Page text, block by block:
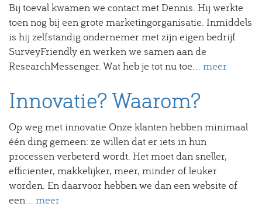
Bij toeval kwamen we contact met Dennis. Hij werkte
toen nog bij een grote marketingorganisatie. Inmiddels
is hij zelfstandig ondernemer met zijn eigen bedrijf
SurveyFriendly en werken we samen aan de
ResearchMessenger. Wat heb je tot nu toe... meer
Innovatie? Waarom?
Op weg met innovatie Onze klanten hebben minimaal
één ding gemeen: ze willen dat er iets in hun
processen verbeterd wordt. Het moet dan sneller,
efficienter, makkelijker, meer, minder of leuker
worden. En daarvoor hebben we dan een website of
een... meer